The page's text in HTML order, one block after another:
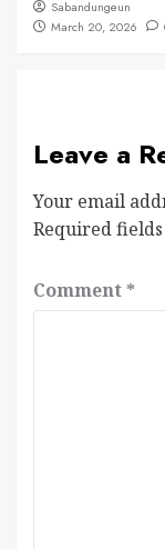
Sabandungeun
March 20, 2026
Leave a
Your email
Required
Comment *